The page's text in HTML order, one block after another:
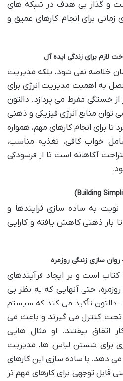
و گذار بی هدف در شبکه های
برای انجام کارهای عمیق و
خلاصه نمی شود، بلکه مدیریت
به اهمیت مدیریت انرژی برای
خستگی مفرط می پردازد. دالتون
منابع انرژی فیزیکی و ذهنی
تا برای انجام کارهای مهم، همواره
خواب کافی، تغذیه مناسب،
آگاهانه است تا از فرسودگی
به ساده سازی فرایندها و
بار ذهنی کاهش یافته و کارایی
است و بر ایجاد فرآیندهای
حتی آنهایی که به نظر بی
دالتون تأکید می کند که سیستم
تحت کنترل می گیرند و باعث می
اتفاق بیفتند. او مثال هایی
برای شستن لباس ها، مدیریت
می دهد. با ساده سازی این کارهای
قابل توجهی برای کارهای مهم تر